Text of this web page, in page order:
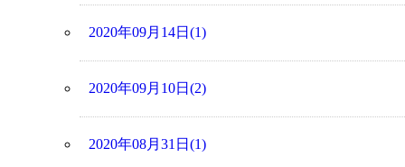
2020年09月14日(1)
2020年09月10日(2)
2020年08月31日(1)